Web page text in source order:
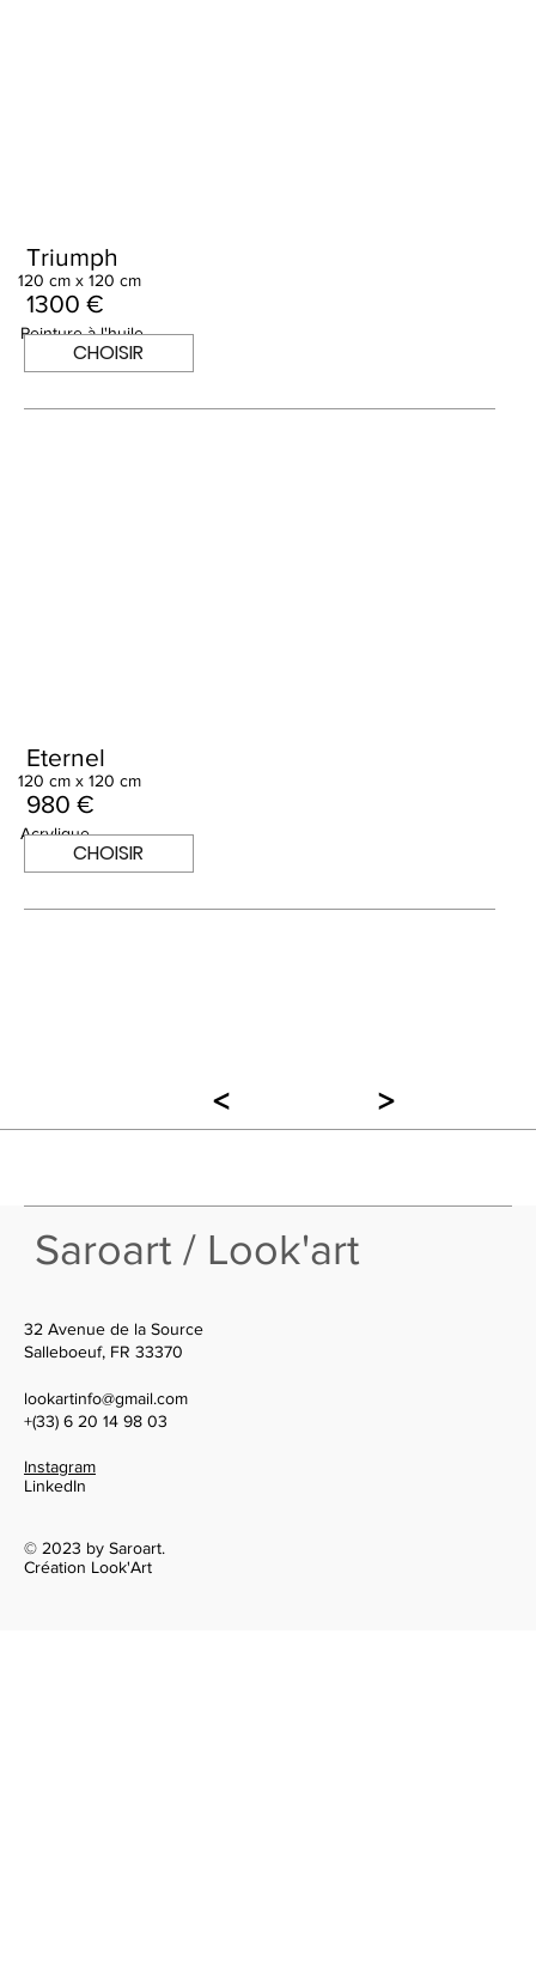
Triumph
Peinture à l'huile
1300 €
120 cm x 120 cm
CHOISIR
Eternel
Acrylique
980 €
120 cm x 120 cm
CHOISIR
>
<
32 Avenue de la Source
Salleboeuf, FR 33370
lookartinfo@gmail.com
+(33) 6 20 14 98 03
Instagram
LinkedIn
© 2023 by Saroart.
Création Look'Art
Saroart / Look'art